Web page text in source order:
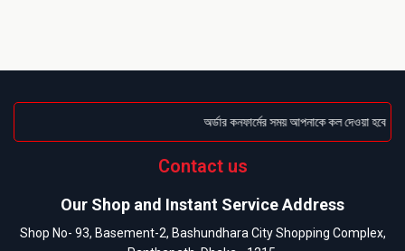
অর্ডার কনফার্মের সময় আপনাকে কল দেওয়া হবে ।
Contact us
Our Shop and Instant Service Address
Shop No- 93, Basement-2, Bashundhara City Shopping Complex,